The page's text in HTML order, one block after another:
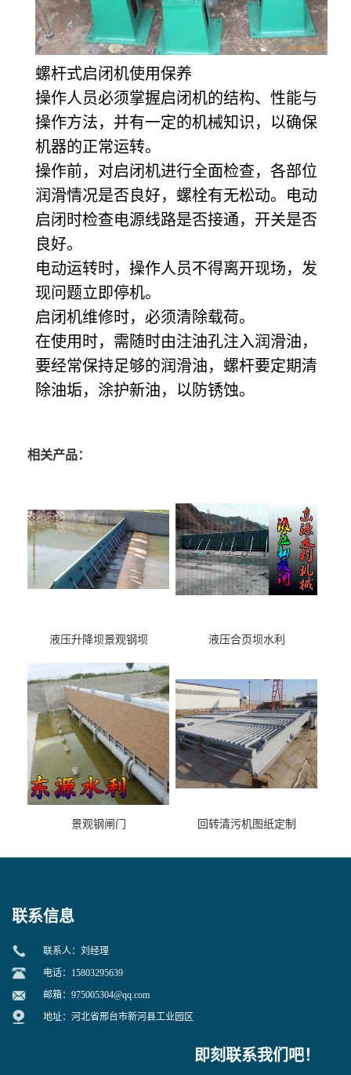
螺杆式启闭机使用保养
操作人员必须掌握启闭机的结构、性能与
操作方法，并有一定的机械知识，以确保
机器的正常运转。
操作前，对启闭机进行全面检查，各部位
润滑情况是否良好，螺栓有无松动。电动
启闭时检查电源线路是否接通，开关是否
良好。
电动运转时，操作人员不得离开现场，发
现问题立即停机。
启闭机维修时，必须清除载荷。
在使用时，需随时由注油孔注入润滑油，
要经常保持足够的润滑油，螺杆要定期清
除油垢，涂护新油，以防锈蚀。
相关产品：
液压升降坝景观钢坝 液压合页坝水利
景观钢闸门 回转清污机图纸定制
联系信息
联系人：刘经理
电话：15803295639
邮箱： 975005304@qq.com
地址：河北省邢台市新河县工业园区
即刻联系我们吧！